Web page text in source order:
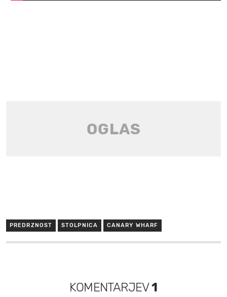
PREDRZNOST STOLPNICA CANARY WHARF
KOMENTARJEV1